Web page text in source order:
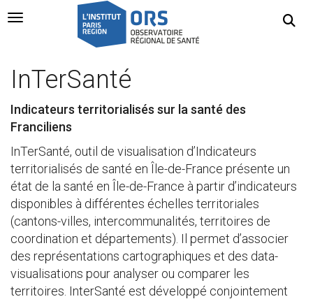
Navigation Toggle
InTerSanté
Indicateurs territorialisés sur la santé des
Franciliens
InTerSanté, outil de visualisation d’Indicateurs
territorialisés de santé en Île-de-France présente un
état de la santé en Île-de-France à partir d’indicateurs
disponibles à différentes échelles territoriales
(cantons-villes, intercommunalités, territoires de
coordination et départements). Il permet d’associer
des représentations cartographiques et des data-
visualisations pour analyser ou comparer les
territoires. InterSanté est développé conjointement